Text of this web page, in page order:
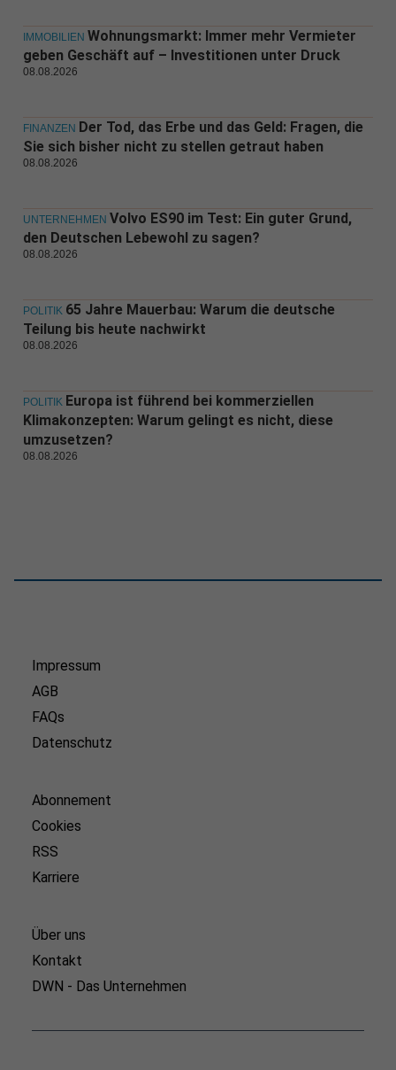
IMMOBILIEN Wohnungsmarkt: Immer mehr Vermieter
geben Geschäft auf – Investitionen unter Druck
08.08.2026
FINANZEN Der Tod, das Erbe und das Geld: Fragen, die
Sie sich bisher nicht zu stellen getraut haben
08.08.2026
UNTERNEHMEN Volvo ES90 im Test: Ein guter Grund,
den Deutschen Lebewohl zu sagen?
08.08.2026
POLITIK 65 Jahre Mauerbau: Warum die deutsche
Teilung bis heute nachwirkt
08.08.2026
POLITIK Europa ist führend bei kommerziellen
Klimakonzepten: Warum gelingt es nicht, diese
umzusetzen?
08.08.2026
Impressum
AGB
FAQs
Datenschutz
Abonnement
Cookies
RSS
Karriere
Über uns
Kontakt
DWN - Das Unternehmen